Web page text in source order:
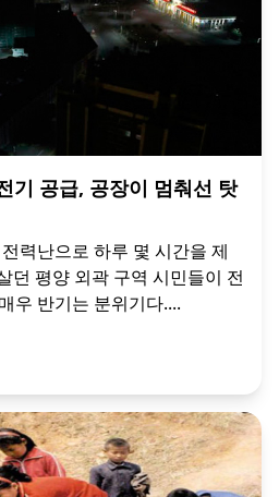
기 공급, 공장이 멈춰선 탓
력난으로 하루 몇 시간을 제
던 평양 외곽 구역 시민들이 전
우 반기는 분위기다....